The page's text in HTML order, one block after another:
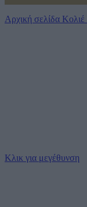
Αρχική σελίδα Κολιέ
Κλικ για μεγέθυνση